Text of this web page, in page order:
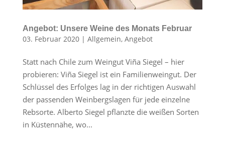
Angebot: Unsere Weine des Monats Februar
03. Februar 2020| Allgemein, Angebot
Statt nach Chile zum Weingut Viña Siegel – hier
probieren: Viña Siegel ist ein Familienweingut. Der
Schlüssel des Erfolges lag in der richtigen Auswahl
der passenden Weinbergslagen für jede einzelne
Rebsorte. Alberto Siegel pflanzte die weißen Sorten
in Küstennähe, wo...